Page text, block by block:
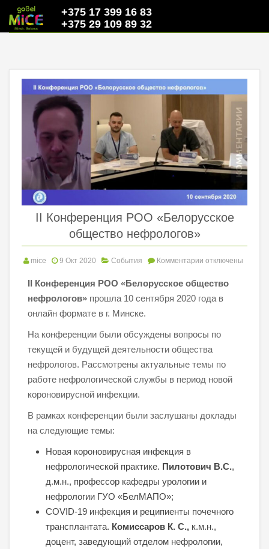
+375 17 399 16 83
+375 29 109 89 32
II Конференция РОО «Белорусское
общество нефрологов»
mice 9 Окт 2020 События Комментарии отключены
II Конференция РОО «Белорусское общество
нефрологов» прошла 10 сентября 2020 года в
онлайн формате в г. Минске.
На конференции были обсуждены вопросы по
текущей и будущей деятельности общества
нефрологов. Рассмотрены актуальные темы по
работе нефрологической службы в период новой
короновирусной инфекции.
В рамках конференции были заслушаны доклады
на следующие темы:
Новая короновирусная инфекция в
нефрологической практике. Пилотович В.С.,
д.м.н., профессор кафедры урологии и
нефрологии ГУО «БелМАПО»;
COVID-19 инфекция и реципиенты почечного
трансплантата. Комиссаров К. С., к.м.н.,
доцент, заведующий отделом нефрологии,